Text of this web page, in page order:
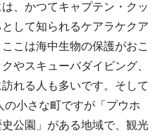
、かつてキャプテン・クッ
して知られるケアラケクア
こは海中生物の保護がおこ
やスキューバダイビング、
れる人も多いです。そして
小さな町ですが「プウホ
公園」がある地域で、観光